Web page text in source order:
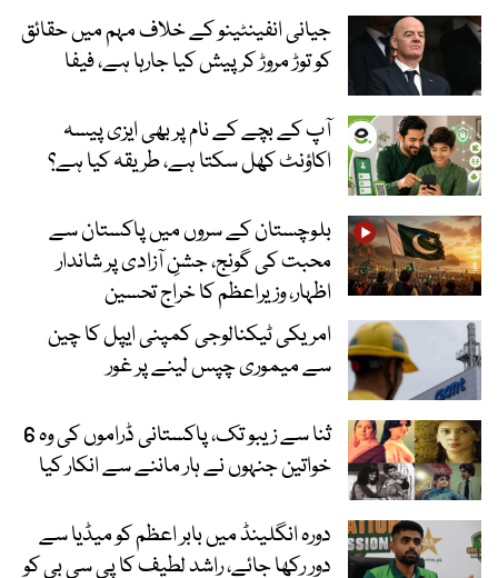
جیانی انفینٹینو کے خلاف مہم میں حقائق
کو توڑ مروڑ کر پیش کیا جارہا ہے، فیفا
آپ کے بچے کے نام پر بھی ایزی پیسہ
اکاؤنٹ کھل سکتا ہے، طریقہ کیا ہے؟
بلوچستان کے سروں میں پاکستان سے
محبت کی گونج، جشنِ آزادی پر شاندار
اظہار، وزیراعظم کا خراج تحسین
امریکی ٹیکنالوجی کمپنی ایپل کا چین
سے میموری چپس لینے پر غور
ثنا سے زیبو تک، پاکستانی ڈراموں کی وہ 6
خواتین جنہوں نے ہار ماننے سے انکار کیا
دورہ انگلینڈ میں بابر اعظم کو میڈیا سے
دور رکھا جائے، راشد لطیف کا پی سی بی کو